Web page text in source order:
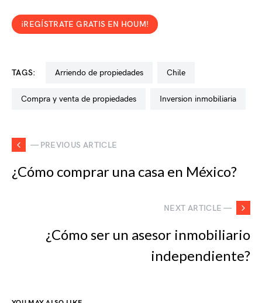
¡REGÍSTRATE GRATIS EN HOUM!
TAGS: arriendo de propiedades chile
compra y venta de propiedades inversion inmobiliaria
— PREVIOUS ARTICLE
¿Cómo comprar una casa en México?
NEXT ARTICLE —
¿Cómo ser un asesor inmobiliario
independiente?